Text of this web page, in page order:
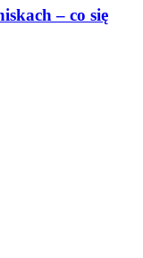
– co się